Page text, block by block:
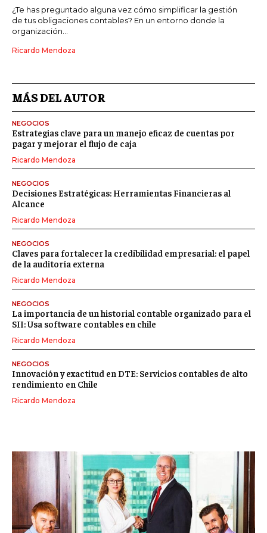
¿Te has preguntado alguna vez cómo simplificar la gestión
de tus obligaciones contables? En un entorno donde la
organización...
Ricardo Mendoza
MÁS DEL AUTOR
NEGOCIOS
Estrategias clave para un manejo eficaz de cuentas por
pagar y mejorar el flujo de caja
Ricardo Mendoza
NEGOCIOS
Decisiones Estratégicas: Herramientas Financieras al
Alcance
Ricardo Mendoza
NEGOCIOS
Claves para fortalecer la credibilidad empresarial: el papel
de la auditoría externa
Ricardo Mendoza
NEGOCIOS
La importancia de un historial contable organizado para el
SII: Usa software contables en chile
Ricardo Mendoza
NEGOCIOS
Innovación y exactitud en DTE: Servicios contables de alto
rendimiento en Chile
Ricardo Mendoza